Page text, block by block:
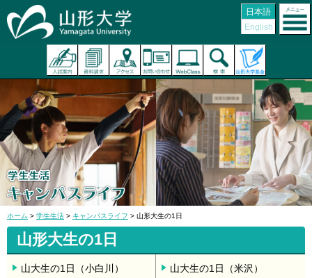
日本語
English
ホーム > 学生生活 > キャンパスライフ > 山形大生の1日
山形大生の1日
山大生の1日（小白川） 山大生の1日（米沢）